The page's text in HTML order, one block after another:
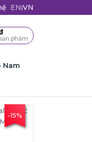
EN|VN
phẩm
Nam
-15%